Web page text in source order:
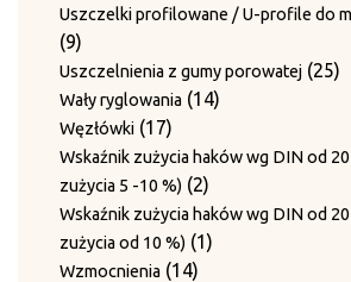
Uszczelki profilowane / U-profile do
99
produktów
Uszczelnienia z gumy porowatej 2525
Wały ryglowania 1414
Węzłówki 1717
produktów
Wskaźnik zużycia haków wg DIN od
zużycia 5 -10 %)
22
produkty
Wskaźnik zużycia haków wg DIN od
zużycia od 10 %)
11
Wzmocnienia 1414